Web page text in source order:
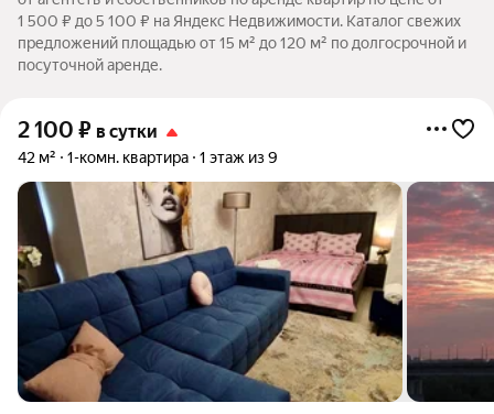
1 500 ₽ до 5 100 ₽ на Яндекс Недвижимости. Каталог свежих
предложений площадью от 15 м² до 120 м² по долгосрочной и
посуточной аренде.
2 100 ₽ в сутки
42 м² 1-комн. квартира 1 этаж из 9